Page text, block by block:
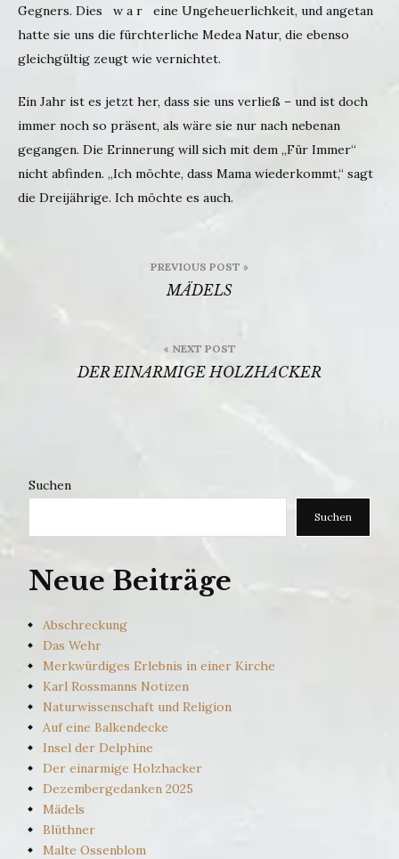
Gegners. Dies w a r eine Ungeheuerlichkeit, und angetan
hatte sie uns die fürchterliche Medea Natur, die ebenso
gleichgültig zeugt wie vernichtet.
Ein Jahr ist es jetzt her, dass sie uns verließ – und ist doch
immer noch so präsent, als wäre sie nur nach nebenan
gegangen. Die Erinnerung will sich mit dem „Für Immer“
nicht abfinden. „Ich möchte, dass Mama wiederkommt,“ sagt
die Dreijährige. Ich möchte es auch.
PREVIOUS POST »
MÄDELS
« NEXT POST
DER EINARMIGE HOLZHACKER
Suchen
Suchen
Neue Beiträge
Abschreckung
Das Wehr
Merkwürdiges Erlebnis in einer Kirche
Karl Rossmanns Notizen
Naturwissenschaft und Religion
Auf eine Balkendecke
Insel der Delphine
Der einarmige Holzhacker
Dezembergedanken 2025
Mädels
Blüthner
Malte Ossenblom